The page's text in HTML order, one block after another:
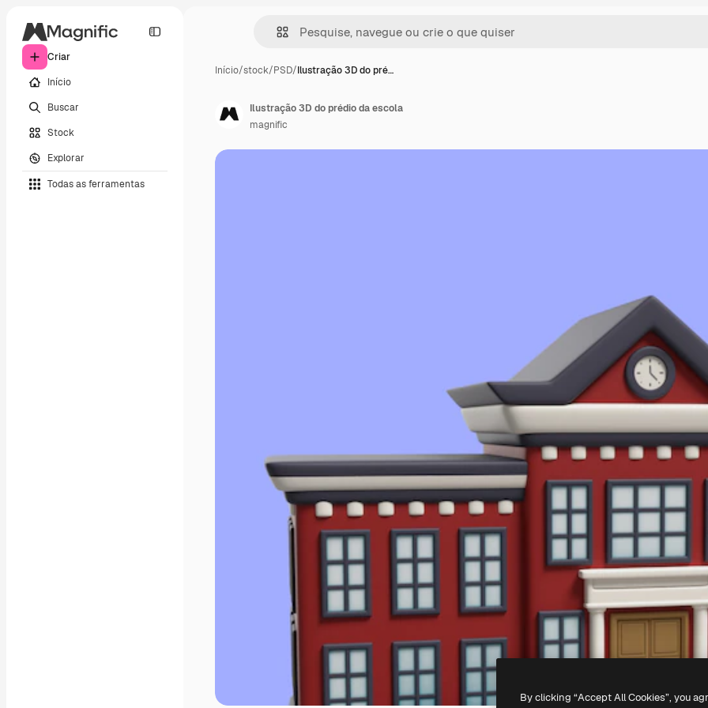
Criar
Início
Buscar
Stock
Explorar
Todas as ferramentas
Início/stock/PSD/Ilustração 3D do pré…
Ilustração 3D do prédio da escola
magnific
By clicking “Accept All Cookies”, you